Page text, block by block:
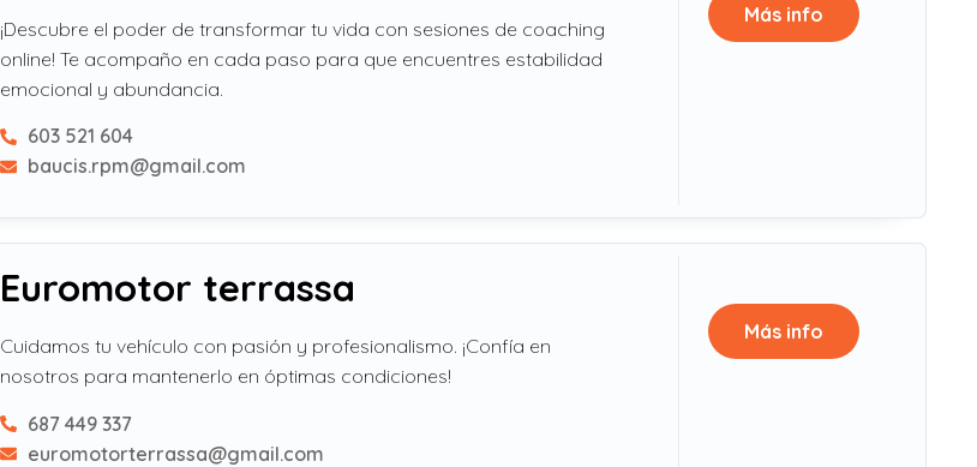
¡Descubre el poder de transformar tu vida con sesiones de coaching
online! Te acompaño en cada paso para que encuentres estabilidad
emocional y abundancia.
603 521 604
baucis.rpm@gmail.com
Más info
Euromotor terrassa
Cuidamos tu vehículo con pasión y profesionalismo. ¡Confía en
nosotros para mantenerlo en óptimas condiciones!
687 449 337
euromotorterrassa@gmail.com
Más info